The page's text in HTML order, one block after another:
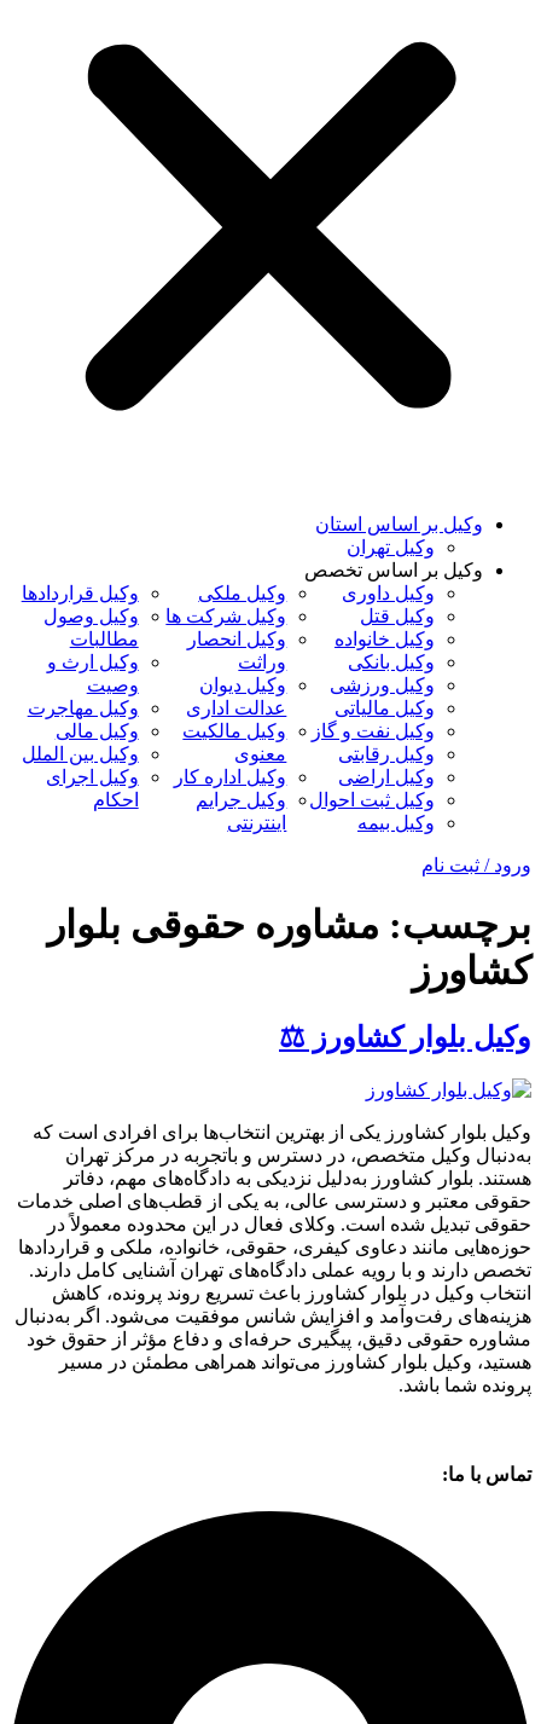
وکیل بر اساس استان
وکیل تهران
وکیل بر اساس تخصص
وکیل داوری
وکیل قتل
وکیل خانواده
وکیل بانکی
وکیل ورزشی
وکیل مالیاتی
وکیل نفت و گاز
وکیل رقابتی
وکیل اراضی
وکیل ثبت احوال
وکیل بیمه
وکیل ملکی
وکیل شرکت ها
وکیل انحصار
وراثت
وکیل دیوان
عدالت اداری
وکیل مالکیت
معنوی
وکیل اداره کار
وکیل جرایم
اینترنتی
وکیل قراردادها
وکیل وصول
مطالبات
وکیل ارث و
وصیت
وکیل مهاجرت
وکیل مالی
وکیل بین الملل
وکیل اجرای
احکام
ورود / ثبت نام
برچسب: مشاوره حقوقی بلوار
کشاورز
وکیل بلوار کشاورز ⚖️
وکیل بلوار کشاورز یکی از بهترین انتخاب‌ها برای افرادی است که
به‌دنبال وکیل متخصص، در دسترس و باتجربه در مرکز تهران
هستند. بلوار کشاورز به‌دلیل نزدیکی به دادگاه‌های مهم، دفاتر
حقوقی معتبر و دسترسی عالی، به یکی از قطب‌های اصلی خدمات
حقوقی تبدیل شده است. وکلای فعال در این محدوده معمولاً در
حوزه‌هایی مانند دعاوی کیفری، حقوقی، خانواده، ملکی و قراردادها
تخصص دارند و با رویه عملی دادگاه‌های تهران آشنایی کامل دارند.
انتخاب وکیل در بلوار کشاورز باعث تسریع روند پرونده، کاهش
هزینه‌های رفت‌وآمد و افزایش شانس موفقیت می‌شود. اگر به‌دنبال
مشاوره حقوقی دقیق، پیگیری حرفه‌ای و دفاع مؤثر از حقوق خود
هستید، وکیل بلوار کشاورز می‌تواند همراهی مطمئن در مسیر
پرونده شما باشد.
تماس با ما: